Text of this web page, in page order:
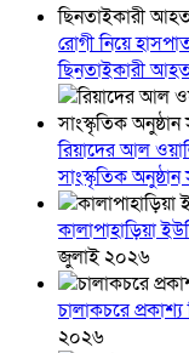
রোগী নিয়ে
ছিনতাইকারী
রিয়াদের আল
সাংস্কৃতিক অনুষ্ঠান
কালাপাহাড়িয়া
জুলাই ২০২৬
চালাকচরে
২০২৬